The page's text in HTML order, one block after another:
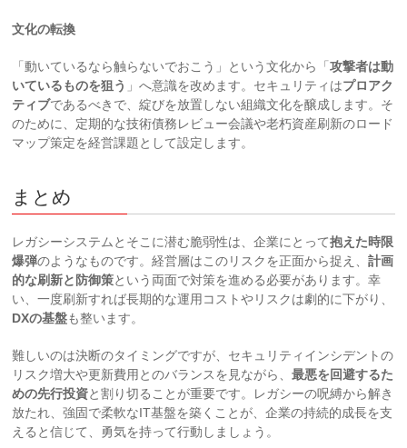
文化の転換
「動いているなら触らないでおこう」という文化から「攻撃者は動
いているものを狙う 」へ意識を改めます。セキュリティはプロアク
ティブであるべきで、綻びを放置しない組織文化を醸成します。そ
のために、定期的な技術債務レビュー会議や老朽資産刷新のロード
マップ策定を経営課題として設定します。
まとめ
レガシーシステムとそこに潜む脆弱性は、企業にとって抱えた時限
爆弾のようなものです。経営層はこのリスクを正面から捉え、計画
的な刷新と防御策という両面で対策を進める必要があります。幸
い、一度刷新すれば長期的な運用コストやリスクは劇的に下がり、
DXの基盤も整います。
難しいのは決断のタイミングですが、セキュリティインシデントの
リスク増大や更新費用とのバランスを見ながら、最悪を回避するた
めの先行投資と割り切ることが重要です。レガシーの呪縛から解き
放たれ、強固で柔軟なIT基盤を築くことが、企業の持続的成長を支
えると信じて、勇気を持って行動しましょう。